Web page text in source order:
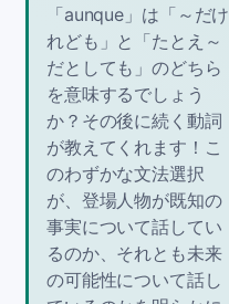
「aunque」は「～だけ
れども」と「たとえ～
だとしても」のどちら
を意味するでしょう
か？その後に続く動詞
が教えてくれます！こ
のわずかな文法選択
が、登場人物が既知の
事実について話してい
るのか、それとも未来
の可能性について話し